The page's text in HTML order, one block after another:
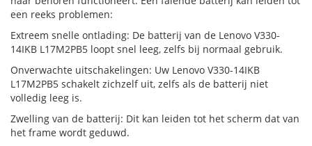
een reeks problemen:
Extreem snelle ontlading: De batterij van de Lenovo V330-
14IKB L17M2PB5 loopt snel leeg, zelfs bij normaal gebruik.
Onverwachte uitschakelingen: Uw Lenovo V330-14IKB
L17M2PB5 schakelt zichzelf uit, zelfs als de batterij niet
volledig leeg is.
Zwelling van de batterij: Dit kan leiden tot het scherm dat van
het frame wordt geduwd.